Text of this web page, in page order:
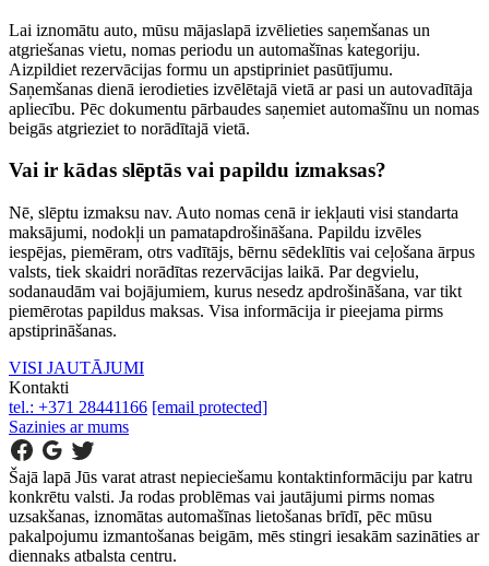
Lai iznomātu auto, mūsu mājaslapā izvēlieties saņemšanas un
atgriešanas vietu, nomas periodu un automašīnas kategoriju.
Aizpildiet rezervācijas formu un apstipriniet pasūtījumu.
Saņemšanas dienā ierodieties izvēlētajā vietā ar pasi un autovadītāja
apliecību. Pēc dokumentu pārbaudes saņemiet automašīnu un nomas
beigās atgrieziet to norādītajā vietā.
Vai ir kādas slēptās vai papildu izmaksas?
Nē, slēptu izmaksu nav. Auto nomas cenā ir iekļauti visi standarta
maksājumi, nodokļi un pamatapdrošināšana. Papildu izvēles
iespējas, piemēram, otrs vadītājs, bērnu sēdeklītis vai ceļošana ārpus
valsts, tiek skaidri norādītas rezervācijas laikā. Par degvielu,
sodanaudām vai bojājumiem, kurus nesedz apdrošināšana, var tikt
piemērotas papildus maksas. Visa informācija ir pieejama pirms
apstiprināšanas.
VISI JAUTĀJUMI
Kontakti
tel.: +371 28441166 [email protected]
Sazinies ar mums
Šajā lapā Jūs varat atrast nepieciešamu kontaktinformāciju par katru
konkrētu valsti. Ja rodas problēmas vai jautājumi pirms nomas
uzsakšanas, iznomātas automašīnas lietošanas brīdī, pēc mūsu
pakalpojumu izmantošanas beigām, mēs stingri iesakām sazināties ar
diennaks atbalsta centru.